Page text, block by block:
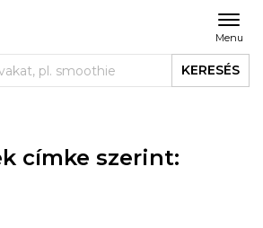
Menu
KERESÉS
címke szerint: